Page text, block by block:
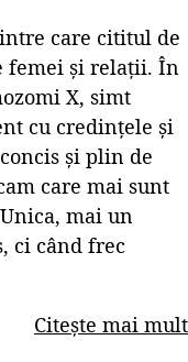
care cititul de
femei și relații. În
X, simt
cu credințele și
și plin de
care mai sunt
mai un
ci când frec
Citește mai mult